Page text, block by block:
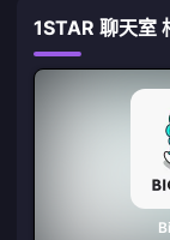
1STAR 聊天室